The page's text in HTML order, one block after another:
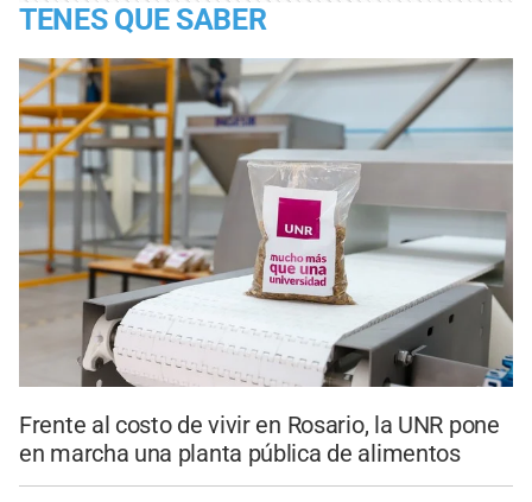
TENES QUE SABER
Frente al costo de vivir en Rosario, la UNR pone
en marcha una planta pública de alimentos